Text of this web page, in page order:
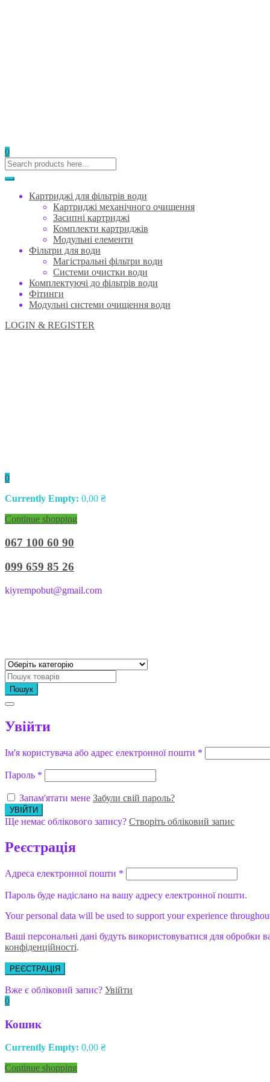
0
Картриджі для фільтрів води
Картриджі механічного очищення
Засипні картриджі
Комплекти картриджів
Модульні елементи
Фільтри для води
Магістральні фільтри води
Системи очистки води
Комплектуючі до фільтрів води
Фітинги
Модульні системи очищення води
LOGIN & REGISTER
0
Currently Empty: 0,00 ₴
Continue shopping
067 100 60 90
099 659 85 26
kiyrempobut@gmail.com
Пошук
Увійти
Ім'я користувача або адрес електронної пошти *
Пароль *
Запам'ятати мене Забули свій пароль?
Ще немає облікового запису? Створіть обліковий запис
Реєстрація
Адреса електронної пошти *
Пароль буде надіслано на вашу адресу електронної пошти.
Your personal data will be used to support your experience
Ваші персональні дані будуть використовуватися для
конфіденційності.
РЕЄСТРАЦІЯ
Вже є обліковий запис? Увійти
0
Кошик
Currently Empty: 0,00 ₴
Continue shopping